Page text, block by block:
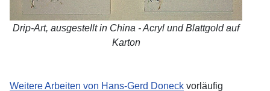
Drip-Art, ausgestellt in China - Acryl und Blattgold auf
Karton
Weitere Arbeiten von Hans-Gerd Doneck vorläufig